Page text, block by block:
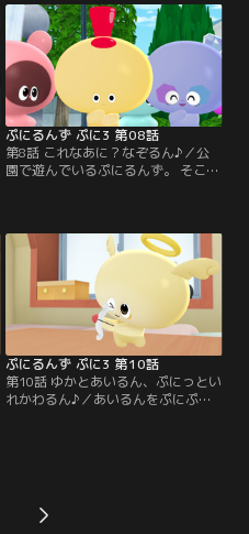
そろしい場所。だが、勇者あいるん
のもと、やる気まんまんのぷにるん
ずパーティー。 カチコチのコウモリ
におそわれながらも、みんなでチカ
ラをあわせ、ダンジョンをすすんで
いく。
ぷにるんず ぷに3 第08話
第8話 これなあに？なぞるん♪／公
園で遊んでいるぷにるんず。 そこ
だった。 そんななぞるんにとって、
はじめて来た人間のせかいはなぞで
いっぱい。 はじめて見る黒い鳥の名
前や、ネコのこむぎはなぜしっぽを
動かすのか、そして、なぜとげるん
はチクッと…。
ぷにるんず ぷに3 第10話
第10話 ゆかとあいるん、ぷにっとい
れかわるん♪／あいるんをぷにぷに
と、ラッキーなことがおこるのだ。
「あいるんになれるかも！」と、き